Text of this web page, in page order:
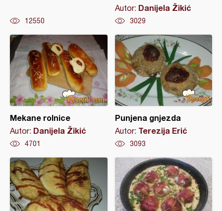
12550
Autor: Danijela Žikić
3029
Mekane rolnice
Autor: Danijela Žikić
4701
Punjena gnjezda
Autor: Terezija Erić
3093